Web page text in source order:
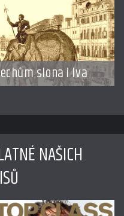
slona i lva
NAŠICH